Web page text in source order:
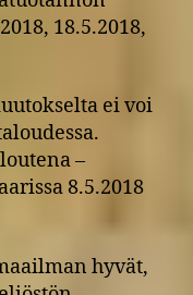
18.5.2018,
ei voi
–
8.5.2018
hyvät,